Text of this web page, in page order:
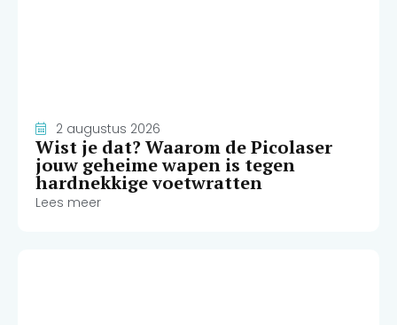
2 augustus 2026
Wist je dat? Waarom de Picolaser
jouw geheime wapen is tegen
hardnekkige voetwratten
Lees meer